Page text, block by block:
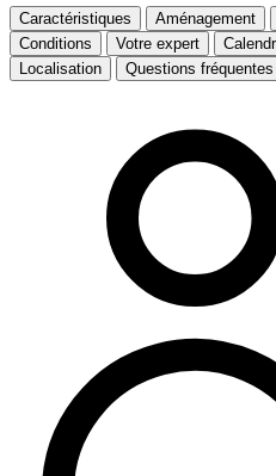
Caractéristiques Aménagement
Conditions
Votre expert
Localisation
Questions fréquentes